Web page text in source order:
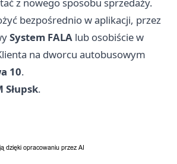
z nowego sposobu sprzedaży.
bezpośrednio w aplikacji, przez
System FALA lub osobiście w
na dworcu autobusowym
10.
Słupsk.